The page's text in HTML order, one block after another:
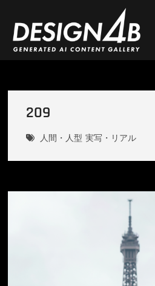
content
209
人間・人型 実写・リアル